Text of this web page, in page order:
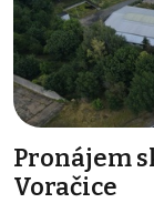
Pronájem
Voračice